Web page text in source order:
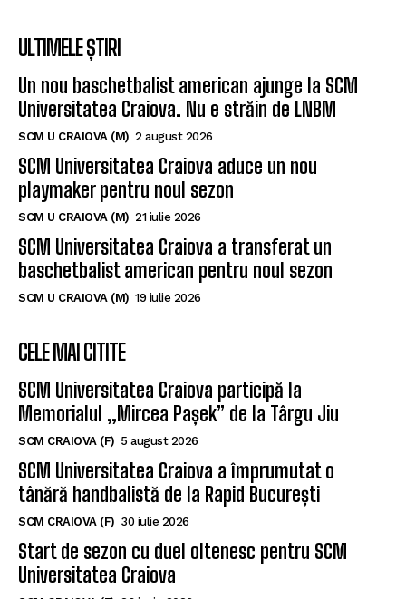
ULTIMELE ȘTIRI
Un nou baschetbalist american ajunge la SCM
Universitatea Craiova. Nu e străin de LNBM
SCM U CRAIOVA (M) 2 august 2026
SCM Universitatea Craiova aduce un nou
playmaker pentru noul sezon
SCM U CRAIOVA (M) 21 iulie 2026
SCM Universitatea Craiova a transferat un
baschetbalist american pentru noul sezon
SCM U CRAIOVA (M) 19 iulie 2026
CELE MAI CITITE
SCM Universitatea Craiova participă la
Memorialul „Mircea Pașek” de la Târgu Jiu
SCM CRAIOVA (F) 5 august 2026
SCM Universitatea Craiova a împrumutat o
tânără handbalistă de la Rapid București
SCM CRAIOVA (F) 30 iulie 2026
Start de sezon cu duel oltenesc pentru SCM
Universitatea Craiova